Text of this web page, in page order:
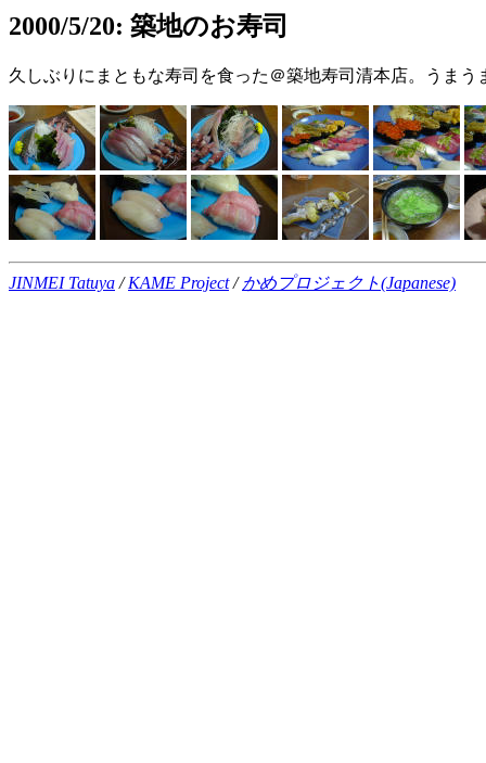
2000/5/20: 築地のお寿司
久しぶりにまともな寿司を食った＠築地寿司清本店。うまう
JINMEI Tatuya /KAME Project/ かめプロジェクト(Japanese)